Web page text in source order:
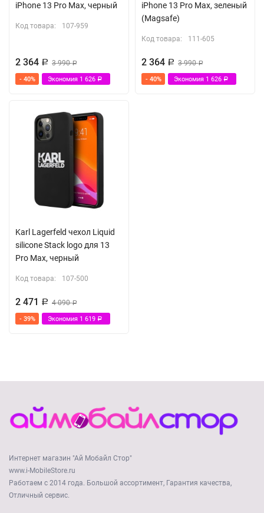
iPhone 13 Pro Max, черный
Код товара: 107-959
2 364 Р 3 990Р
- 40% Экономия 1 626 Р
iPhone 13 Pro Max, зеленый
(Magsafe)
Код товара: 111-605
2 364 Р 3 990Р
- 40% Экономия 1 626 Р
Karl Lagerfeld чехол Liquid
silicone Stack logo для 13
Pro Max, черный
Код товара: 107-500
2 471 Р 4 090Р
- 39% Экономия 1 619 Р
Интернет магазин "Ай Мобайл Стор"
www.i-MobileStore.ru
Работаем с 2014 года. Большой ассортимент, Гарантия качества,
Отличный сервис.